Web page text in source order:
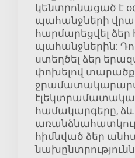
կենտրոնացած է
պահանջների վրա
հարմարեցվել ձեր
պահանջներին:
ստեղծել ձեր
փոխելով
համակարգերը,
հիմնված ձեր